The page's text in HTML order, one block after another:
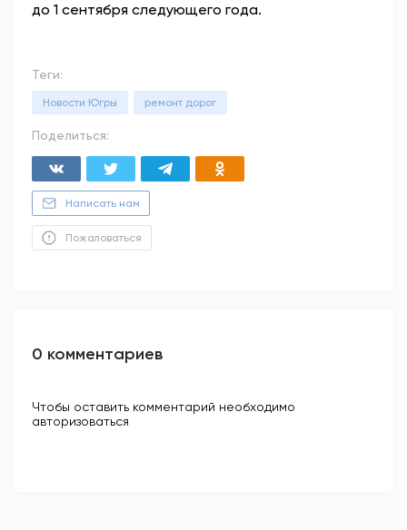
до 1 сентября следующего года.
Теги:
Новости Югры ремонт дорог
Поделиться:
Написать нам
Пожаловаться
0 комментариев
Чтобы оставить комментарий необходимо
авторизоваться